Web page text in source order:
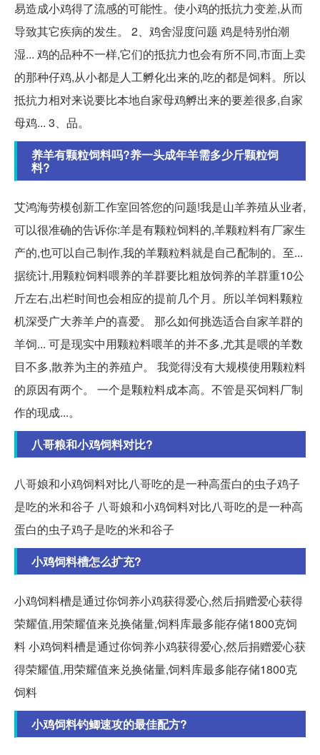
易造成小鸡得了流感的可能性。使小鸡的抵抗力变差,从而
导致其它疾病的发生。 2、鸡舍湿度问题 鸡是特别怕潮
湿... 鸡的品种不一样,它们的抵抗力也会有所不同,市面上卖
的那种仔鸡,从小都是人工孵化出来的,吃的都是饲料。所以
抵抗力相对来说要比本地自家母鸡孵出来的要差很多,自家
母鸡... 3、品。
养羊有颗粒饲料吗?养一头成年羊需多少斤颗粒饲
料?
艾鸿海劳模创新工作室回答您的问题!我是山羊养殖从业者,
可以很准确的告诉你:羊是有颗粒饲料的,羊颗粒料有厂家生
产的,也可以自己制作,我的羊颗粒料就是自己配制的。至...
据统计,用颗粒饲料喂养的羊群要比粗放饲养的羊群重10公
斤左右,出栏时间也会相应的提前几个月。所以羊饲料颗粒
机深受广大养羊户的喜爱。 那么如何挑选适合自家羊群的
羊饲... 可是现实中用颗粒料喂羊的并不多,尤其是喂的羊数
目不多,散养为主的养殖户。 我觉得没有大规模使用颗粒料
的原因有两个。 一个是颗粒料成本高。不管是买饲料厂制
作的现成...。
八哥粮和小鸡饲料对比?
八哥娘和小鸡饲料对比八哥吃的是一种高蛋白的虫子鸡子
是吃的米和谷子 八哥娘和小鸡饲料对比八哥吃的是一种高
蛋白的虫子鸡子是吃的米和谷子
小鸡饲料槽怎么扩充?
小鸡饲料槽是通过你饲养小鸡获得爱心,然后捐赠爱心获得
荣耀值,用荣耀值来兑换储量,饲料库最多能存储1800克饲
料 小鸡饲料槽是通过你饲养小鸡获得爱心,然后捐赠爱心获
得荣耀值,用荣耀值来兑换储量,饲料库最多能存储1800克
饲料
小鸡饲料钓鲫速攻的最佳配方?